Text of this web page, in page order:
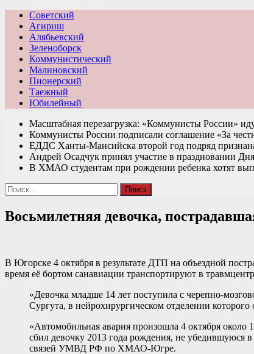
Советский
Агириш
Алябьевский
Зеленоборск
Коммунистический
Малиновский
Пионерский
Таежный
Юбилейный
Масштабная перезагрузка: «Коммунисты России»
Коммунисты России подписали соглашение «За
ЕДДС Ханты-Мансийска второй год подряд
Андрей Осадчук принял участие в праздновании
В ХМАО студентам при рождении ребенка хотят
Найти:
Восьмилетняя девочка,
В Югорске 4 октября в результате ДТП на объездной
время её бортом санавиации транспортируют в
«Девочка младше 14 лет поступила с черепно-
Сургута, в нейрохирургическом отделении
«Автомобильная авария произошла 4 октября
сбил девочку 2013 года рождения, не убедившуюся
связей УМВД РФ по ХМАО-Югре.